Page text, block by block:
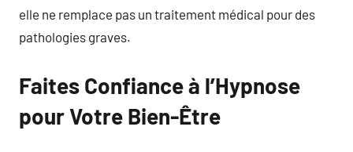
elle ne remplace pas un traitement médical pour des
pathologies graves.
Faites Confiance à l’Hypnose
pour Votre Bien-Être